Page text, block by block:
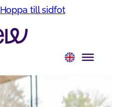
Hoppa till sidfot